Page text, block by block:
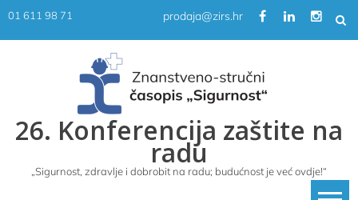
Skip01 611 98 71 prodaja@zirs.hr
26. Konferencija zaštite na
radu
„Sigurnost, zdravlje i dobrobit na radu; budućnost je već ovdje!“